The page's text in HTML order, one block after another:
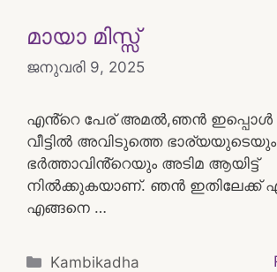
മായാ മിസ്സ്
ജനുവരി 9, 2025
എൻ്റെ പേര് അമൽ,ഞൻ ഇപ്പൊൾ
വീട്ടിൽ അവിടുത്തെ ഭാര്യയുടെയും
ഭർത്താവിൻ്റെയും അടിമ ആയിട്ട്
നിൽക്കുകയാണ്. ഞൻ ഇതിലേക്ക്
എങ്ങനെ …
Categories
Kambikadha